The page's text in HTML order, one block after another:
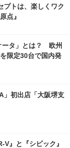
トは、楽しくワク
点』
ータ」とは？ 欧州
限定30台で国内発
」初出店「大阪堺支
V』と『シビック』